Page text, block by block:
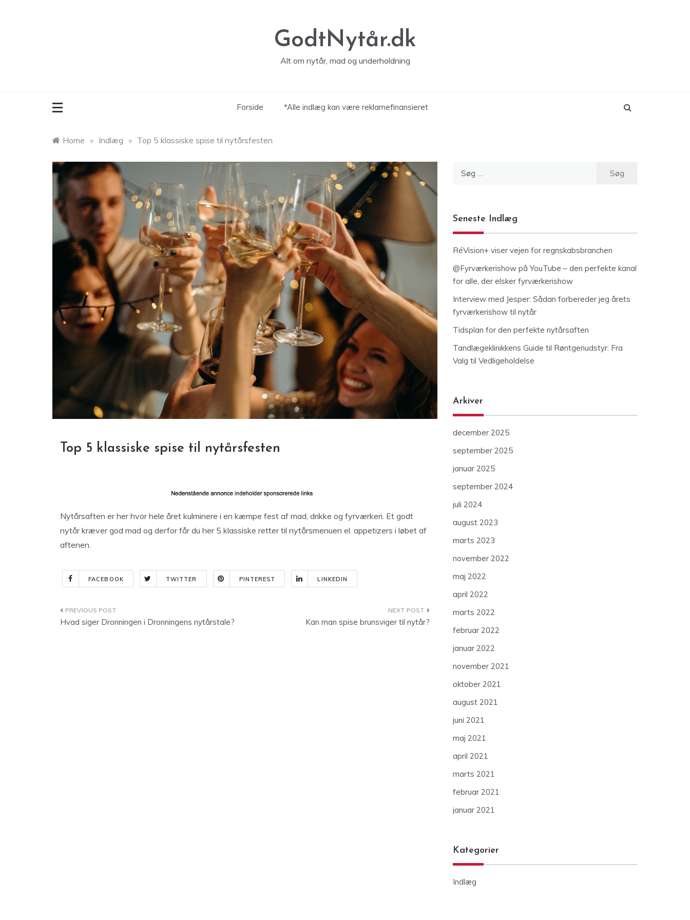
GodtNytår.dk
Alt om nytår, mad og underholdning
Forside *Alle indlæg kan være reklamefinansieret
Home » Indlæg » Top 5 klassiske spise til nytårsfesten
Top 5 klassiske spise til nytårsfesten
Nytårsaften er her hvor hele året kulminere i en kæmpe fest af mad, drikke og fyrværkeri. Et godt
nytår kræver god mad og derfor får du her 5 klassiske retter til nytårsmenuen el. appetizers i løbet af
aftenen.
FACEBOOK TWITTER PINTEREST LINKEDIN
Indlægsnavigation
Hvad siger Dronningen i Dronningens nytårstale? Kan man spise brunsviger til nytår?
efter:
Seneste Indlæg
RéVision+ viser vejen for regnskabsbranchen
@Fyrværkerishow på YouTube – den perfekte kanal
for alle, der elsker fyrværkerishow
Interview med Jesper: Sådan forbereder jeg årets
fyrværkerishow til nytår
Tidsplan for den perfekte nytårsaften
Tandlægeklinikkens Guide til Røntgenudstyr: Fra
Valg til Vedligeholdelse
Arkiver
december 2025
september 2025
januar 2025
september 2024
juli 2024
august 2023
marts 2023
november 2022
maj 2022
april 2022
marts 2022
februar 2022
januar 2022
november 2021
oktober 2021
august 2021
juni 2021
maj 2021
april 2021
marts 2021
februar 2021
januar 2021
Kategorier
Indlæg